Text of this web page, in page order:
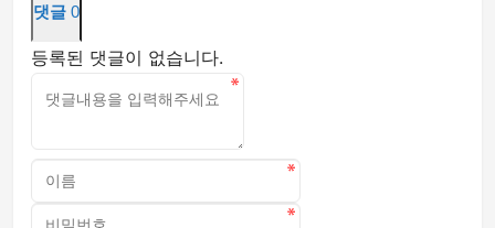
댓글 0
등록된 댓글이 없습니다.